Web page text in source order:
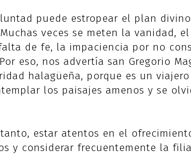
puede estropear el plan
veces se meten la vanidad,
de fe, la impaciencia por no
eso, nos advertía san Gregorio
halagüeña, porque es un
los paisajes amenos y se
estar atentos en el
y considerar frecuentemente la